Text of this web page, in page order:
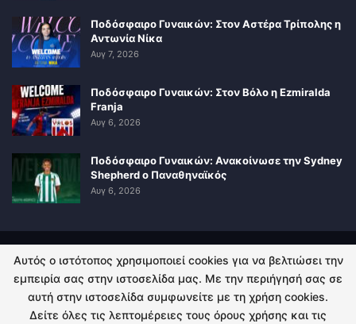
Ποδόσφαιρο Γυναικών: Στον Αστέρα Τρίπολης η
Αντωνία Νίκα
Αυγ 7, 2026
Ποδόσφαιρο Γυναικών: Στον Βόλο η Ezmiralda
Franja
Αυγ 6, 2026
Ποδόσφαιρο Γυναικών: Ανακοίνωσε την Sydney
Shepherd ο Παναθηναϊκός
Αυγ 6, 2026
ΠΟΛΙΤΙΚΗ ΑΠΟΡΡΗΤΟΥ ΕΠΙΚΟΙΝΩΝΙΑ
© 2026 - Kingsport.gr. All Rights Reserved.
Αυτός ο ιστότοπος χρησιμοποιεί cookies για να βελτιώσει την
εμπειρία σας στην ιστοσελίδα μας. Με την περιήγησή σας σε
αυτή στην ιστοσελίδα συμφωνείτε με τη χρήση cookies.
Δείτε όλες τις λεπτομέρειες τους όρους χρήσης και τις